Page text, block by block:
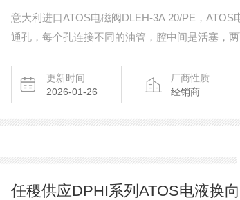
意大利进口ATOS电磁阀DLEH-3A 20/PE，
通孔，每个孔连接不同的油管，腔中间是活塞，
是常开的，液压油就会进入不同的排油管，然后
又带动活塞杆，活塞杆带动机械装置。
更新时间
2026-01-26
厂商性质
经销商
任稷供应DPHI系列ATOS电液换